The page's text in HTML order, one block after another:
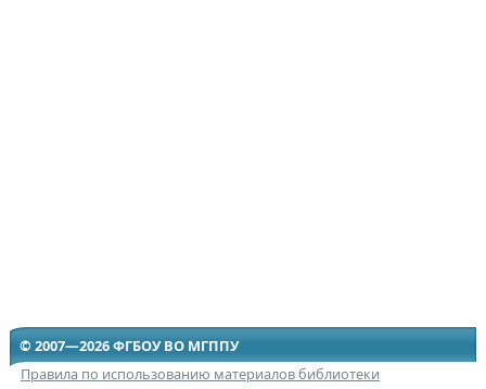
© 2007—2026 ФГБОУ ВО МГППУ
Правила по использованию материалов библиотеки